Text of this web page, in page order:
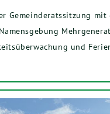
Gemeinderatssitzung mit
und